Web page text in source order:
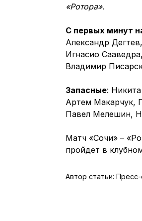
«Ротора».
С первых минут
Александр
Игнасио
Владимир
Запасные:
Артем Макарчук,
Павел Мелешин,
Матч «Сочи» –
пройдет в
Автор статьи: